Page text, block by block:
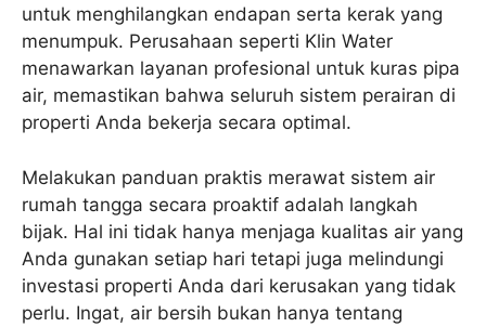
untuk menghilangkan endapan serta kerak yang
menumpuk. Perusahaan seperti Klin Water
menawarkan layanan profesional untuk kuras pipa
air, memastikan bahwa seluruh sistem perairan di
properti Anda bekerja secara optimal.
Melakukan panduan praktis merawat sistem air
rumah tangga secara proaktif adalah langkah
bijak. Hal ini tidak hanya menjaga kualitas air yang
Anda gunakan setiap hari tetapi juga melindungi
investasi properti Anda dari kerusakan yang tidak
perlu. Ingat, air bersih bukan hanya tentang